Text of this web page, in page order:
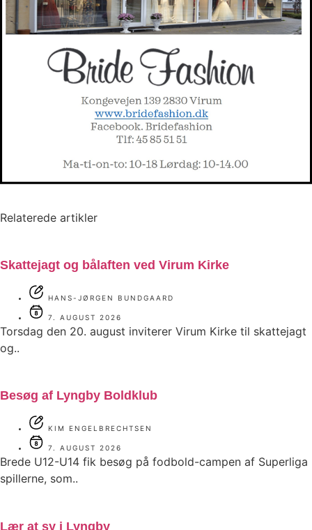
Relaterede artikler
Skattejagt og bålaften ved Virum Kirke
HANS-JØRGEN BUNDGAARD
7. AUGUST 2026
Torsdag den 20. august inviterer Virum Kirke til skattejagt
og..
Besøg af Lyngby Boldklub
KIM ENGELBRECHTSEN
7. AUGUST 2026
Brede U12-U14 fik besøg på fodbold-campen af Superliga
spillerne, som..
Lær at sy i Lyngby